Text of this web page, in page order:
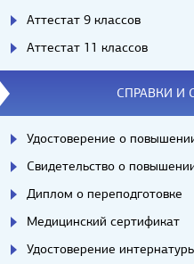
Аттестат 9 классов
Аттестат 11 классов
СПРАВКИ И
Удостоверение о
Свидетельство о
Диплом о переподготовке
Медицинский сертификат
Удостоверение